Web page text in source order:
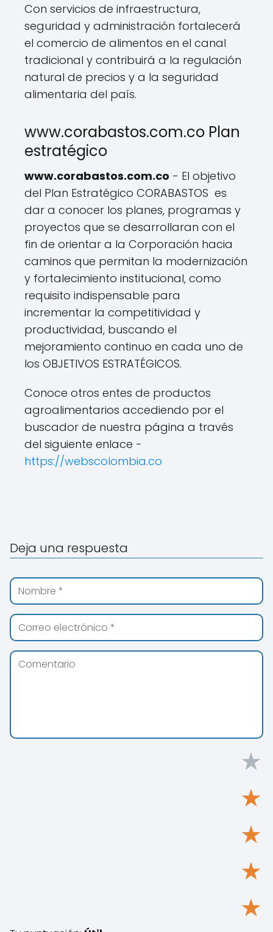
Con servicios de infraestructura,
seguridad y administración fortalecerá
el comercio de alimentos en el canal
tradicional y contribuirá a la regulación
natural de precios y a la seguridad
alimentaria del país.
www.corabastos.com.co Plan
estratégico
www.corabastos.com.co - El objetivo
del Plan Estratégico CORABASTOS es
dar a conocer los planes, programas y
proyectos que se desarrollaran con el
fin de orientar a la Corporación hacia
caminos que permitan la modernización
y fortalecimiento institucional, como
requisito indispensable para
incrementar la competitividad y
productividad, buscando el
mejoramiento continuo en cada uno de
los OBJETIVOS ESTRATÉGICOS.
Conoce otros entes de productos
agroalimentarios accediendo por el
buscador de nuestra página a través
del siguiente enlace -
https://webscolombia.co
Deja una respuesta
★
★
★
★
★